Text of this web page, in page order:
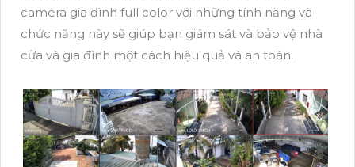
camera gia đình full color với những tính năng và
chức năng này sẽ giúp bạn giám sát và bảo vệ nhà
cửa và gia đình một cách hiệu quả và an toàn.